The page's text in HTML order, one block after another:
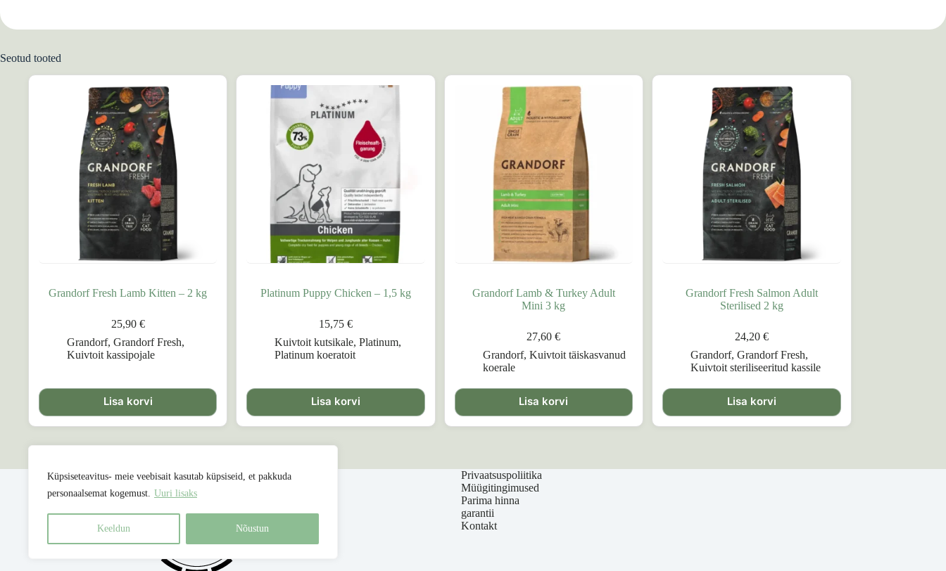
Küpsiseteavitus- meie veebisait kasutab küpsiseid, et pakkuda
personaalsemat kogemust. Uuri lisaks
Keeldun Nõustun
Seotud tooted
Grandorf Fresh Lamb Kitten – 2 kg
25,90 €
Grandorf, Grandorf Fresh,
Kuivtoit kassipojale
Lisa korvi
Platinum Puppy Chicken – 1,5 kg
15,75€
Kuivtoit kutsikale,Platinum,
Platinum koeratoit
Lisa korvi
Grandorf Lamb & Turkey Adult
Mini 3 kg
27,60€
Grandorf, Kuivtoit täiskasvanud
koerale
Lisa korvi
Grandorf Fresh Salmon Adult
Sterilised 2 kg
24,20 €
Grandorf,Grandorf Fresh,
Kuivtoit steriliseeritud kassile
Lisa korvi
Privaatsuspoliitika
Müügitingimused
Parima hinna
garantii
Kontakt